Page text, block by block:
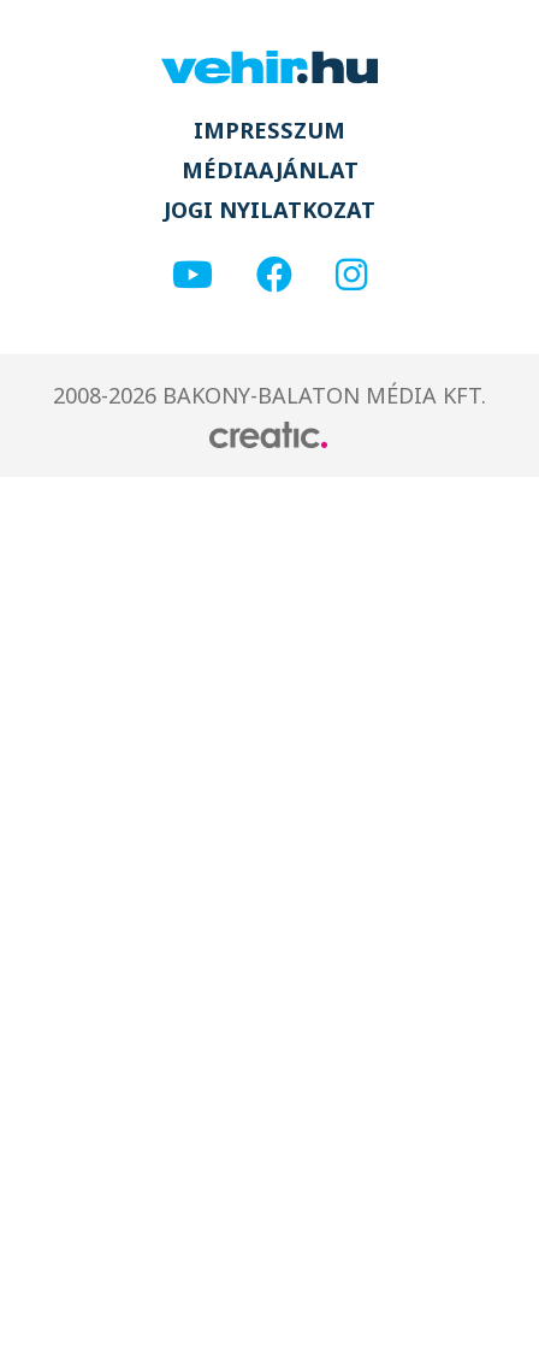
IMPRESSZUM
MÉDIAAJÁNLAT
JOGI NYILATKOZAT
2008-2026 BAKONY-BALATON MÉDIA KFT.